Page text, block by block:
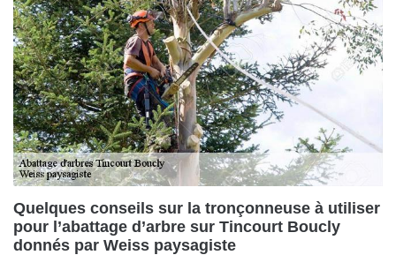
Quelques conseils sur la tronçonneuse à utiliser
pour l’abattage d’arbre sur Tincourt Boucly
donnés par Weiss paysagiste